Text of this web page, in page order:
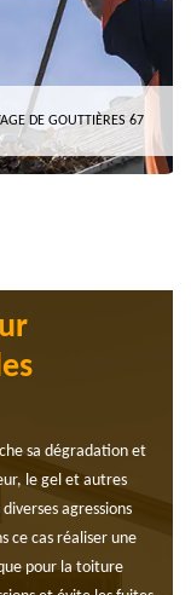
DE GOUTTIÈRES 67
sa dégradation et
le gel et autres
agressions
ce cas réaliser une
pour la toiture